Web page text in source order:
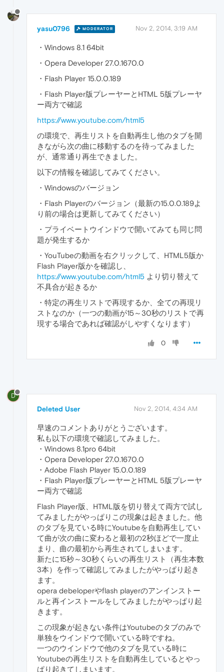
yasu0796 MODERATOR Nov 2, 2014, 3:19 AM
・Windows 8.1 64bit
・Opera Developer 27.0.1670.0
・Flash Player 15.0.0.189
・Flash Player版プレーヤーとHTML 5版プレーヤ
ー両方で確認
https://www.youtube.com/html5
の環境で、再生リストを自動再生し他のタブを開
きながら次の曲に移動するのを待ってみました
が、通常通り再生できました。
以下の情報を確認してみてください。
・Windowsのバージョン
・Flash Playerのバージョン（最新の15.0.0.189よ
り前の場合は更新してみてください）
・プライベートウインドウで開いてみても同じ問
題が発生するか
・YouTubeの動画を右クリックして、HTML5版か
Flash Player版かを確認し、
https://www.youtube.com/html5 より切り替えて
不具合が起きるか
・特定の再生リストで再現するか、全ての再現リ
ストなのか（一つの動画が15～30秒のリストで再
現する場合であれば確認がしやすくなります）
0
D
Deleted User Nov 2, 2014, 4:34 AM
早速のコメントありがとうございます。
私も以下の環境で確認してみました。
・Windows 8.1pro 64bit
・Opera Developer 27.0.1670.0
・Adobe Flash Player 15.0.0.189
・Flash Player版プレーヤーとHTML 5版プレーヤ
ー両方で確認
Flash Player版、HTML版を切り替えて両方で試し
てみましたがやっぱりこの現象は起きました。他
のタブを見ている時にYoutubeを自動再生してい
て曲が次の曲に変わると最初の2秒ほどで一度止
まり、曲の最初から再生されてしまいます。
新たに15秒～30秒くらいの再生リスト（再生本数
3本）を作って確認してみましたがやっぱり起き
ます。
opera debeloperやflash playerのアンインストー
ルと再インストールをしてみましたがやっぱり起
きます。
この現象が起きない条件はYoutubeのタブのみで
単独をウインドウで開いている時ですね。
一つのウインドウで他のタブを見ている時に
Youtubeの再生リストを自動再生しているとやっ
ぱり起きてしまいます。